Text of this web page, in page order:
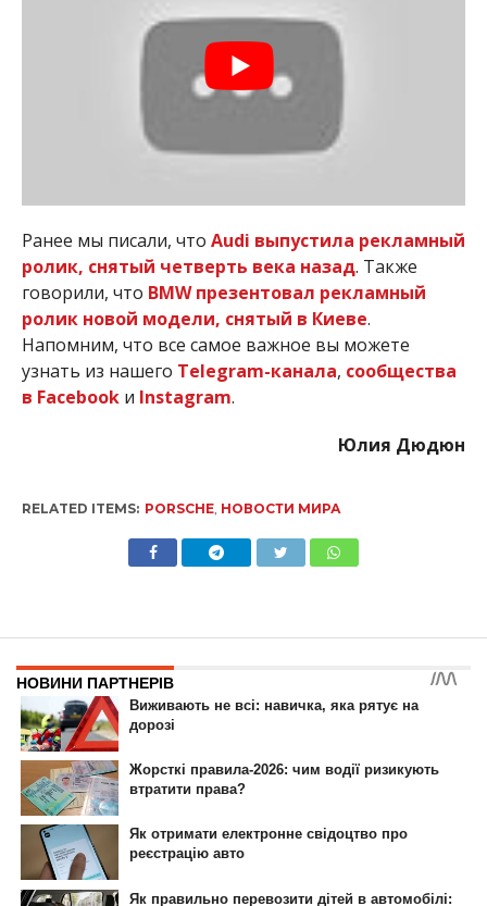
Ранее мы писали, что Audi выпустила рекламный
ролик, снятый четверть века назад. Также
говорили, что BMW презентовал рекламный
ролик новой модели, снятый в Киеве.
Напомним, что все самое важное вы можете
узнать из нашего Telegram-канала, сообщества
в Facebookи Instagram.
Юлия Дюдюн
RELATED ITEMS: PORSCHE, НОВОСТИ МИРА